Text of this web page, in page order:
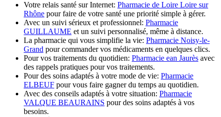
Votre relais santé sur Internet: Pharmacie de Loire Loire sur
Rhône pour faire de votre santé une priorité simple à gérer.
Avec un suivi sérieux et professionnel: Pharmacie
GUILLAUME et un suivi personnalisé, même à distance.
La pharmacie qui vous simplifie la vie: Pharmacie Noisy-le-
Grand pour commander vos médicaments en quelques clics.
Pour vos traitements du quotidien: Pharmacie ean Jaurès avec
des rappels pratiques pour vos traitements.
Pour des soins adaptés à votre mode de vie: Pharmacie
ELBEUF pour vous faire gagner du temps au quotidien.
Avec des conseils adaptés à votre situation: Pharmacie
VALQUE BEAURAINS pour des soins adaptés à vos
besoins.